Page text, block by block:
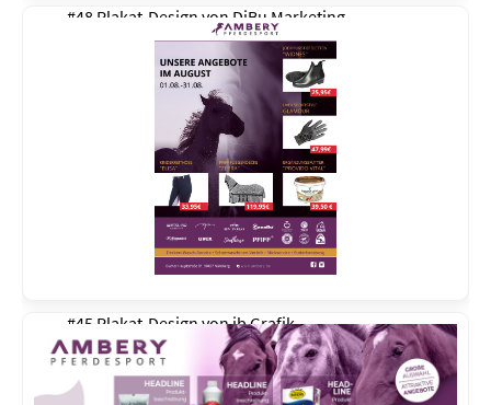
#48 Plakat-Design von DiBu Marketing
#45 Plakat-Design vonjb Grafik